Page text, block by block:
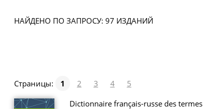
НАЙДЕНО ПО ЗАПРОСУ: 97 ИЗДАНИЙ
Страницы: 1 2 3 4
5
Dictionnaire français-russe des termes